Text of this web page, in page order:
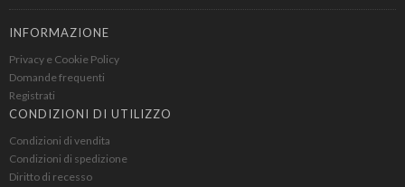
INFORMAZIONE
Privacy e Cookie Policy
Domande frequenti
Registrati
CONDIZIONI DI UTILIZZO
Condizioni di vendita
Condizioni di spedizione
Diritto di recesso